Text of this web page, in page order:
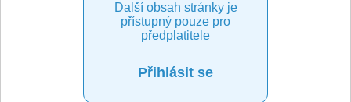
Další obsah stránky je
přístupný pouze pro
předplatitele
Přihlásit se